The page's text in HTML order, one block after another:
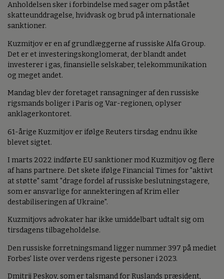
Anholdelsen sker i forbindelse med sager om påstået
skatteunddragelse, hvidvask og brud på internationale
sanktioner.
Kuzmitjov er en af grundlæggerne af russiske Alfa Group.
Det er et investeringskonglomerat, der blandt andet
investerer i gas, finansielle selskaber, telekommunikation
og meget andet.
Mandag blev der foretaget ransagninger af den russiske
rigsmands boliger i Paris og Var-regionen, oplyser
anklagerkontoret.
61-årige Kuzmitjov er ifølge Reuters tirsdag endnu ikke
blevet sigtet.
I marts 2022 indførte EU sanktioner mod Kuzmitjov og flere
af hans partnere. Det skete ifølge Financial Times for "aktivt
at støtte" samt "drage fordel af russiske beslutningstagere,
som er ansvarlige for annekteringen af Krim eller
destabiliseringen af Ukraine".
Kuzmitjovs advokater har ikke umiddelbart udtalt sig om
tirsdagens tilbageholdelse.
Den russiske forretningsmand ligger nummer 397 på mediet
Forbes' liste over verdens rigeste personer i 2023.
Dmitrij Peskov, som er talsmand for Ruslands præsident,